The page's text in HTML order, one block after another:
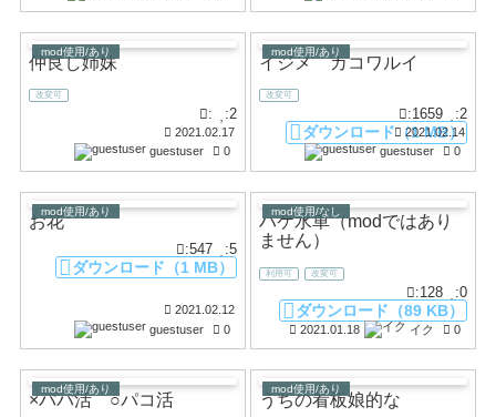
mod使用/あり
仲良し姉妹
改変可
: :2
2021.02.17
guestuser
0
mod使用/あり
イジメ カコワルイ
改変可
:1659 :2
2021.02.14
guestuser
0
ダウンロード（1 MB）
mod使用/あり
お花
:547 :5
2021.02.12
guestuser
0
ダウンロード（1 MB）
mod使用/なし
ハケ水車（modではあり
ません）
利用可 改変可
:128 :0
2021.01.18 イク 0
ダウンロード（89 KB）
mod使用/あり
×パパ活 ○パコ活
mod使用/あり
うちの看板娘的な